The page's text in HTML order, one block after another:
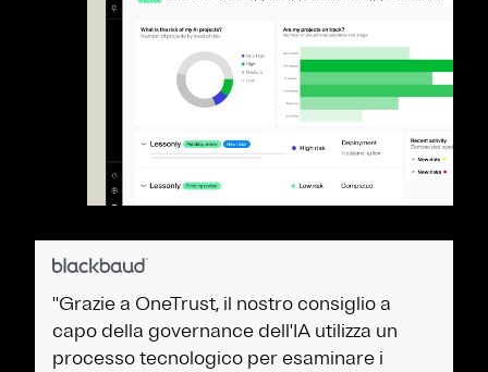
''Grazie a OneTrust, il nostro consiglio a
capo della governance dell'IA utilizza un
processo tecnologico per esaminare i